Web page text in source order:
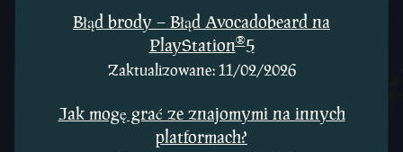
Błąd brody – Błąd Avocadobeard na
PlayStation®5
Zaktualizowane: 11/02/2026
Jak mogę grać ze znajomymi na innych
platformach?